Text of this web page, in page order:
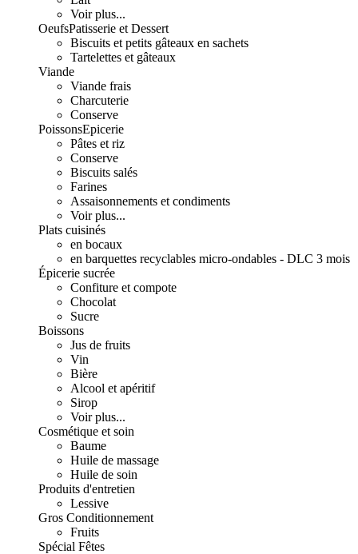
Voir plus...
OeufsPatisserie et Dessert
Biscuits et petits gâteaux en sachets
Tartelettes et gâteaux
Viande
Viande frais
Charcuterie
Conserve
PoissonsEpicerie
Pâtes et riz
Conserve
Biscuits salés
Farines
Assaisonnements et condiments
Voir plus...
Plats cuisinés
en bocaux
en barquettes recyclables micro-ondables - DLC 3 mois
Épicerie sucrée
Confiture et compote
Chocolat
Sucre
Boissons
Jus de fruits
Vin
Bière
Alcool et apéritif
Sirop
Voir plus...
Cosmétique et soin
Baume
Huile de massage
Huile de soin
Produits d'entretien
Lessive
Gros Conditionnement
Fruits
Spécial Fêtes